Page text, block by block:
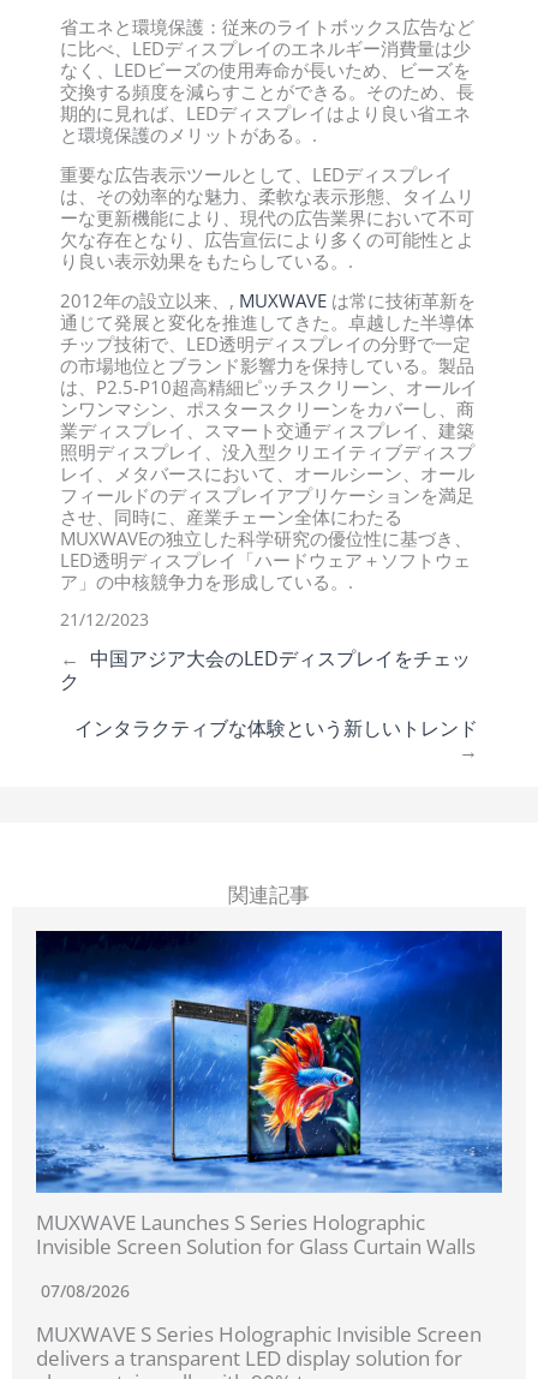
省エネと環境保護：従来のライトボックス広告など
に比べ、LEDディスプレイのエネルギー消費量は少
なく、LEDビーズの使用寿命が長いため、ビーズを
交換する頻度を減らすことができる。そのため、長
期的に見れば、LEDディスプレイはより良い省エネ
と環境保護のメリットがある。.
重要な広告表示ツールとして、LEDディスプレイ
は、その効率的な魅力、柔軟な表示形態、タイムリ
ーな更新機能により、現代の広告業界において不可
欠な存在となり、広告宣伝により多くの可能性とよ
り良い表示効果をもたらしている。.
2012年の設立以来、, MUXWAVE は常に技術革新を
通じて発展と変化を推進してきた。卓越した半導体
チップ技術で、LED透明ディスプレイの分野で一定
の市場地位とブランド影響力を保持している。製品
は、P2.5-P10超高精細ピッチスクリーン、オールイ
ンワンマシン、ポスタースクリーンをカバーし、商
業ディスプレイ、スマート交通ディスプレイ、建築
照明ディスプレイ、没入型クリエイティブディスプ
レイ、メタバースにおいて、オールシーン、オール
フィールドのディスプレイアプリケーションを満足
させ、同時に、産業チェーン全体にわたる
MUXWAVEの独立した科学研究の優位性に基づき、
LED透明ディスプレイ「ハードウェア＋ソフトウェ
ア」の中核競争力を形成している。.
21/12/2023
← 中国アジア大会のLEDディスプレイをチェッ
ク
インタラクティブな体験という新しいトレンド
→
関連記事
MUXWAVE Launches S Series Holographic
Invisible Screen Solution for Glass Curtain Walls
07/08/2026
MUXWAVE S Series Holographic Invisible Screen
delivers a transparent LED display solution for